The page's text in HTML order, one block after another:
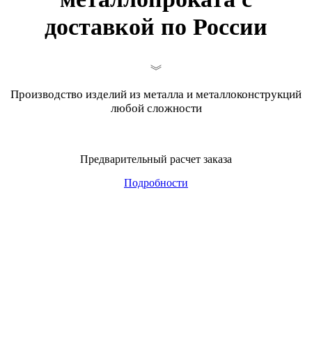
доставкой по России
Производство изделий из металла и металлоконструкций
любой сложности
Предварительный расчет заказа
Подробности